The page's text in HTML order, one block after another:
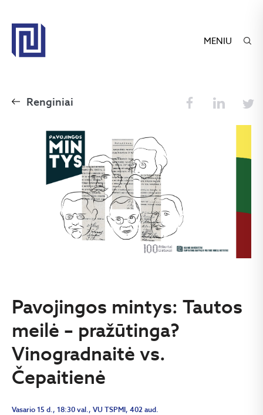
MENIU
Renginiai
Pavojingos mintys: Tautos
meilė – pražūtinga?
Vinogradnaitė vs.
Čepaitienė
Vasario 15 d., 18:30 val., VU TSPMI, 402 aud.